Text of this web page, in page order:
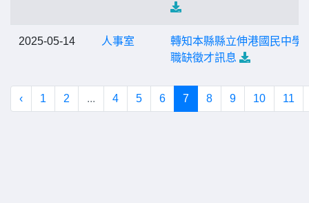
2025-05-14 人事室
轉知本縣縣立伸港國民中學
職缺徵才訊息
‹ 1 2 ... 4 5 6 7 8 9 10 11